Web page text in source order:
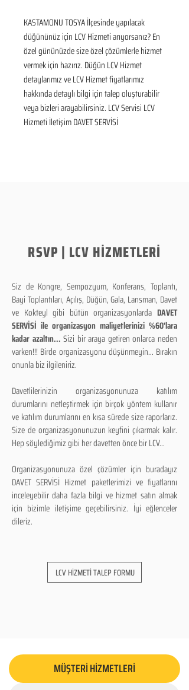
KASTAMONU TOSYA İlçesinde yapılacak
düğününüz için LCV Hizmeti arıyorsanız? En
özel gününüzde size özel çözümlerle hizmet
vermek için hazırız. Düğün LCV Hizmet
detaylarımız ve LCV Hizmet fiyatlarımız
hakkında detaylı bilgi için talep oluşturabilir
veya bizleri arayabilirsiniz. LCV Servisi LCV
Hizmeti İletişim DAVET SERVİSİ
RSVP | LCV HİZMETLERİ
Siz de Kongre, Sempozyum, Konferans, Toplantı,
Bayi Toplantıları, Açılış, Düğün, Gala, Lansman, Davet
ve Kokteyl gibi bütün organizasyonlarda DAVET
SERVİSİ ile organizasyon maliyetlerinizi %60'lara
kadar azaltın...Sizi bir araya getiren onlarca neden
varken!!! Birde organizasyonu düşünmeyin... Bırakın
onunla biz ilgileniriz.
Davetlilerinizin organizasyonunuza katılım
durumlarını netleştirmek için birçok yöntem kullanır
ve katılım durumlarını en kısa sürede size raporlarız.
Size de organizasyonunuzun keyfini çıkarmak kalır.
Hep söylediğimiz gibi her davetten önce bir LCV...
Organizasyonunuza özel çözümler için buradayız
DAVET SERVİSİ Hizmet paketlerimizi ve fiyatlarını
inceleyebilir daha fazla bilgi ve hizmet satın almak
için bizimle iletişime geçebilirsiniz. İyi eğlenceler
dileriz.
LCV HİZMETİ TALEP FORMU
MÜŞTERİ HİZMETLERİ